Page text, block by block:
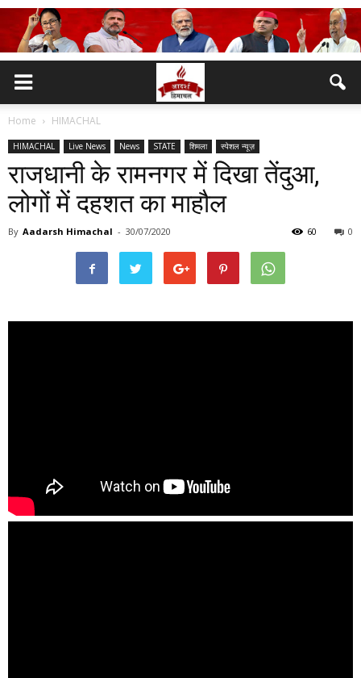
Home HIMACHAL
HIMACHAL Live News News STATE शिमला स्पेशल न्यूज़
राजधानी के रामनगर में दिखा तेंदुआ,
लोगों में दहशत का माहौल
By Aadarsh Himachal - 30/07/2020 0
60